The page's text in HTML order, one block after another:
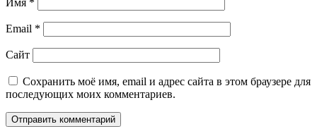
Имя *
Email *
Сайт
Сохранить моё имя, email и адрес сайта в этом браузере для
последующих моих комментариев.